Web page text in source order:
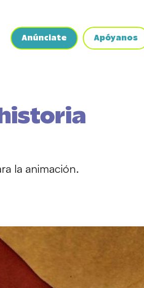
Anúnciate Apóyanos
historia
la animación.